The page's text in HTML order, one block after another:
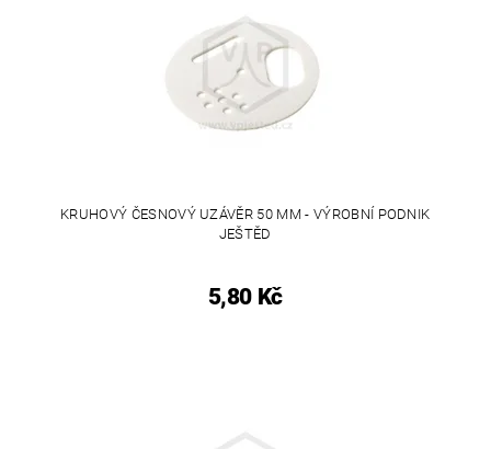
KRUHOVÝ ČESNOVÝ UZÁVĚR 50 MM - VÝROBNÍ PODNIK
JEŠTĚD
5,80 Kč